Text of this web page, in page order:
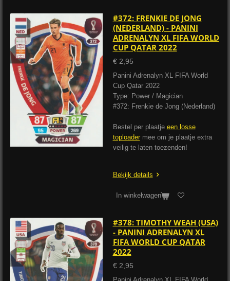
#372: FRENKIE DE JONG
(NEDERLAND) - PANINI
ADRENALYN XL FIFA WORLD
CUP QATAR 2022
€ 2,95
Panini Adrenalyn XL FIFA World
Cup Qatar 2022
Type: Power / Magician
#372: Frenkie de Jong (Nederland)
Bestel per plaatje een losse
toploadermee om je plaatje extra
veilig te laten toezenden!
Bekijk details
In winkelwagen
#378: TIMOTHY WEAH (USA)
- PANINI ADRENALYN XL
FIFA WORLD CUP QATAR
2022
€ 2,95